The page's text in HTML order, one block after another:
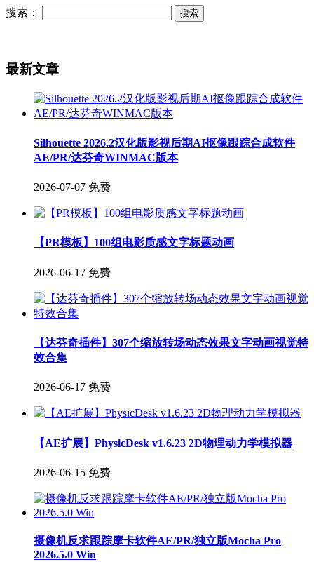
搜索：
最新文章
Silhouette 2026.2汉化版影视后期AI抠像跟踪合成软件
AE/PR/达芬奇WINMAC版本
2026-07-07 免费
【PR模板】100组电影质感文字标题动画
2026-06-17 免费
【达芬奇插件】307个缩放转场动态效果文字动画视觉特
效合集
2026-06-17 免费
【AE扩展】PhysicDesk v1.6.23 2D物理动力学模拟器
2026-06-15 免费
摄像机反求跟踪摩卡软件AE/PR/独立版Mocha Pro
2026.5.0 Win